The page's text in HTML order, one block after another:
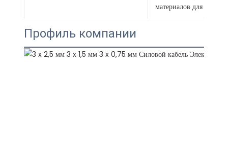
материалов для этих
Профиль компании